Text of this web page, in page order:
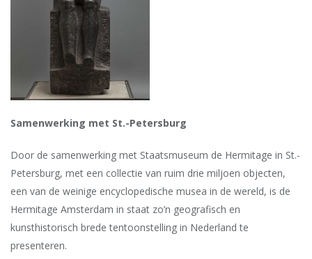
Samenwerking met St.-Petersburg
Door de samenwerking met Staatsmuseum de Hermitage in St.-
Petersburg, met een collectie van ruim drie miljoen objecten,
een van de weinige encyclopedische musea in de wereld, is de
Hermitage Amsterdam in staat zo’n geografisch en
kunsthistorisch brede tentoonstelling in Nederland te
presenteren.